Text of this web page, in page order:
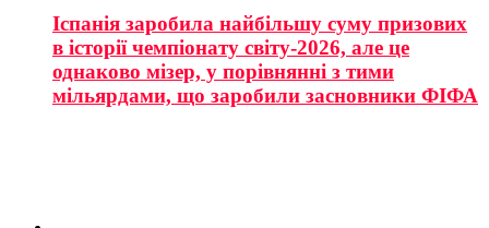
Іспанія заробила найбільшу суму призових
в історії чемпіонату світу-2026, але це
однаково мізер, у порівнянні з тими
мільярдами, що заробили засновники ФІФА